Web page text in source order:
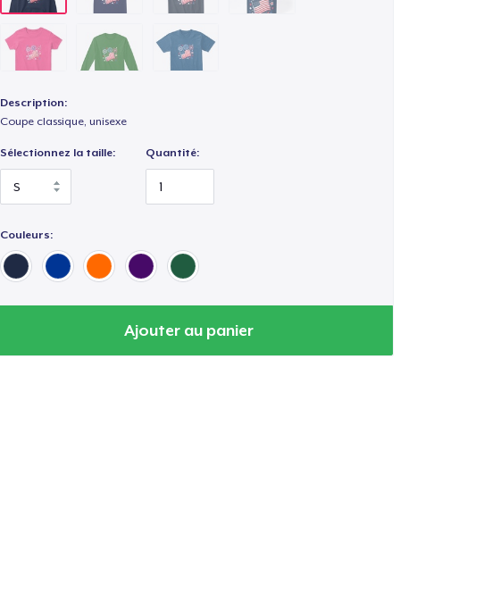
Description:
Coupe classique, unisexe
Sélectionnez la taille: Quantité:
Couleurs:
Ajouter au panier